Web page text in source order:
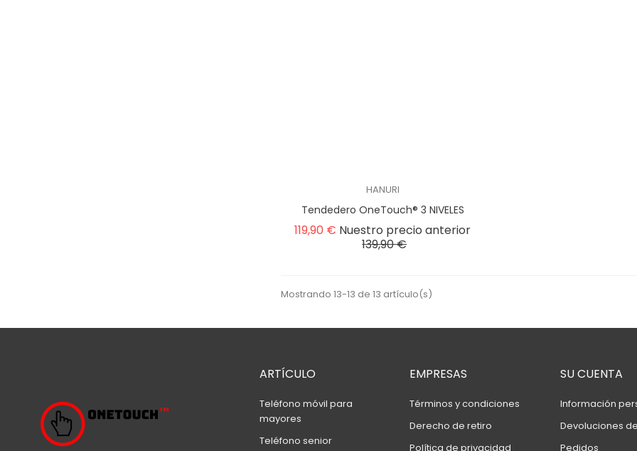
HANURI
Tendedero OneTouch® 3 NIVELES
119,90 € Nuestro precio anteriorPrecio base
139,90 €Precio
Mostrando 13-13 de 13 artículo(s)
ARTÍCULO
Teléfono móvil para
mayores
Teléfono senior
EMPRESAS
Términos y condiciones
Derecho de retiro
Política de privacidad
SU CUENTA
Información
Devoluciones
Pedidos